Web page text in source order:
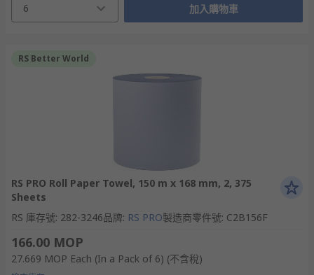
6 加入購物車
RS Better World
RS PRO Roll Paper Towel, 150 m x 168 mm, 2, 375
Sheets
RS 庫存號: 282-3246品牌: RS PRO製造商零件號: C2B156F
166.00 MOP
27.669 MOP Each (In a Pack of 6) (不含稅)